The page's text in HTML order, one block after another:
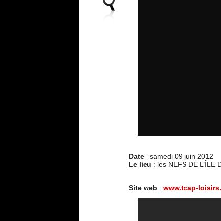
Date : samedi 09 juin 2012
Le lieu : les NEFS DE L’ÎLE
Site web : www.tcap-